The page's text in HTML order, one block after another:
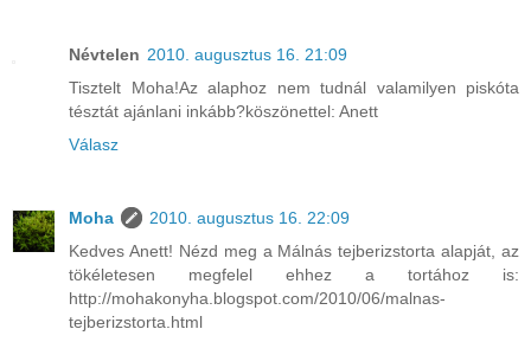
Névtelen 2010. augusztus 16. 21:09
Tisztelt Moha!Az alaphoz nem tudnál valamilyen piskóta
tésztát ajánlani inkább?köszönettel: Anett
Válasz
Moha
2010. augusztus 16. 22:09
Kedves Anett! Nézd meg a Málnás tejberizstorta alapját, az
tökéletesen megfelel ehhez a tortához is:
http://mohakonyha.blogspot.com/2010/06/malnas-
tejberizstorta.html